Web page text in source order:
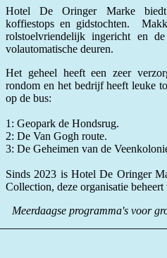
Hotel De Oringer Marke biedt
koffiestops en gidstochten.
rolstoelvriendelijk ingericht en
volautomatische deuren.
Het geheel heeft een zeer
rondom en het bedrijf heeft leuke
op de bus:
1: Geopark de Hondsrug.
2: De Van Gogh route.
3: De Geheimen van de
Sinds 2023 is Hotel De Oringer
Collection, deze organisatie
Meerdaagse programma's voor